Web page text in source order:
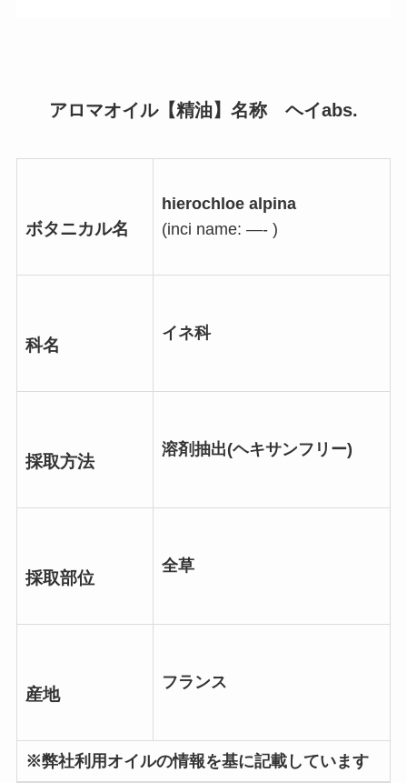
アロマオイル【精油】名称 ヘイabs.
ボタニカル名
hierochloe alpina
(inci name: —- )
科名
イネ科
採取方法
溶剤抽出(ヘキサンフリー)
採取部位
全草
産地
フランス
※弊社利用オイルの情報を基に記載しています